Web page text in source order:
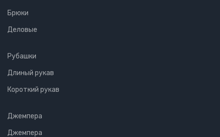
Брюки
Деловые
Рубашки
Длиный рукав
Короткий рукав
Джемпера
Джемпера